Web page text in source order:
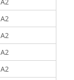
A2
A2
A2
A2